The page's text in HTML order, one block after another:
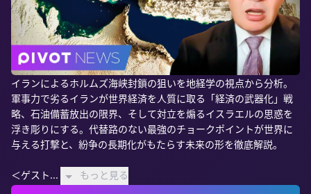
イランによるホルムズ海峡封鎖の狙いを地経学の視点から分析。
軍事力で劣るイランが世界経済を人質に取る「経済の武器化」戦
略、石油備蓄放出の限界、そして対立を煽るイスラエルの思惑を
浮き彫りにする。代替路のない最強のチョークポイントが世界に
与える打撃と、紛争の長期化がもたらす未来の形を徹底解説。
＜ゲスト... もっと見る